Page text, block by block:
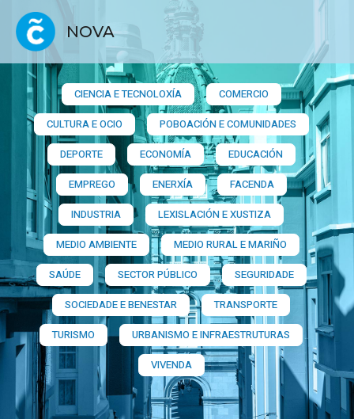
NOVA
CIENCIA E TECNOLOXÍA
COMERCIO
CULTURA E OCIO
POBOACIÓN E COMUNIDADES
DEPORTE
ECONOMÍA
EDUCACIÓN
EMPREGO
ENERXÍA
FACENDA
INDUSTRIA
LEXISLACIÓN E XUSTIZA
MEDIO AMBIENTE
MEDIO RURAL E MARIÑO
SAÚDE
SECTOR PÚBLICO
SEGURIDADE
SOCIEDADE E BENESTAR
TRANSPORTE
TURISMO
URBANISMO E INFRAESTRUTURAS
VIVENDA